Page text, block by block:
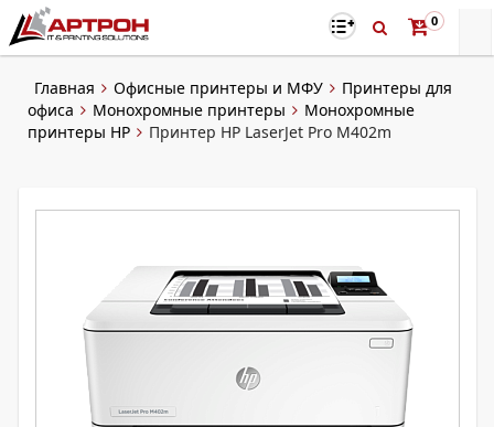
0
Главная Офисные принтеры и МФУ
Принтеры для
офиса
Монохромные принтеры
Монохромные
принтеры HP
Принтер HP LaserJet Pro M402m